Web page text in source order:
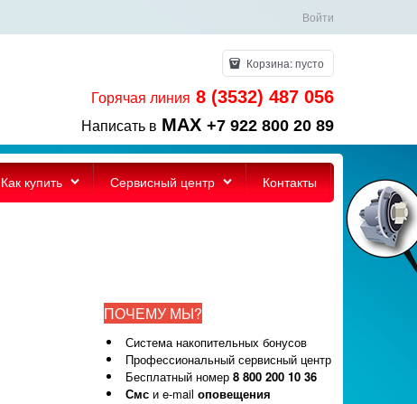
Войти
Корзина:пусто
Горячая линия 8 (3532) 487 056
Написать в MAX +7 922 800 20 89
Как купить Сервисный центр Контакты
ПОЧЕМУ МЫ?
Система накопительных бонусов
Профессиональный сервисный центр
Бесплатный номер 8 800 200 10 36
Смс и e-mail оповещения